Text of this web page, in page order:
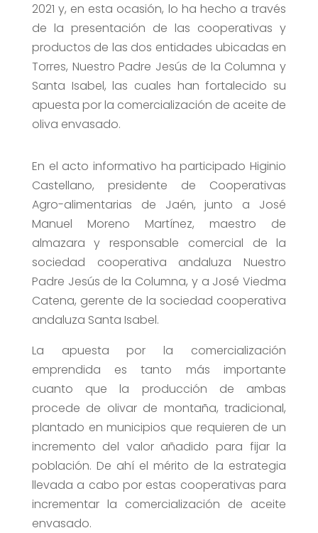
2021 y, en esta ocasión, lo ha hecho a través
de la presentación de las cooperativas y
productos de las dos entidades ubicadas en
Torres, Nuestro Padre Jesús de la Columna y
Santa Isabel, las cuales han fortalecido su
apuesta por la comercialización de aceite de
oliva envasado.
En el acto informativo ha participado Higinio
Castellano, presidente de Cooperativas
Agro-alimentarias de Jaén, junto a José
Manuel Moreno Martínez, maestro de
almazara y responsable comercial de la
sociedad cooperativa andaluza Nuestro
Padre Jesús de la Columna, y a José Viedma
Catena, gerente de la sociedad cooperativa
andaluza Santa Isabel.
La apuesta por la comercialización
emprendida es tanto más importante
cuanto que la producción de ambas
procede de olivar de montaña, tradicional,
plantado en municipios que requieren de un
incremento del valor añadido para fijar la
población. De ahí el mérito de la estrategia
llevada a cabo por estas cooperativas para
incrementar la comercialización de aceite
envasado.